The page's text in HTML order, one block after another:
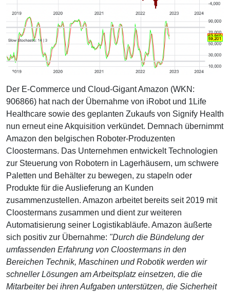
Der E-Commerce und Cloud-Gigant Amazon (WKN:
906866) hat nach der Übernahme von iRobot und 1Life
Healthcare sowie des geplanten Zukaufs von Signify Health
nun erneut eine Akquisition verkündet. Demnach übernimmt
Amazon den belgischen Roboter-Produzenten
Cloostermans. Das Unternehmen entwickelt Technologien
zur Steuerung von Robotern in Lagerhäusern, um schwere
Paletten und Behälter zu bewegen, zu stapeln oder
Produkte für die Auslieferung an Kunden
zusammenzustellen. Amazon arbeitet bereits seit 2019 mit
Cloostermans zusammen und dient zur weiteren
Automatisierung seiner Logistikabläufe. Amazon äußerte
sich positiv zur Übernahme: "Durch die Bündelung der
umfassenden Erfahrung von Cloostermans in den
Bereichen Technik, Maschinen und Robotik werden wir
schneller Lösungen am Arbeitsplatz einsetzen, die die
Mitarbeiter bei ihren Aufgaben unterstützen, die Sicherheit